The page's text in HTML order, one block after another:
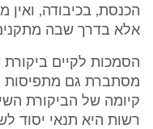
הכנסת, בכיבודה,
אלא בדרך שבה
הסמכות לקיים
מסתברת גם מתפיסות
קיומה של הביקורת
רשות היא תנאי יסוד